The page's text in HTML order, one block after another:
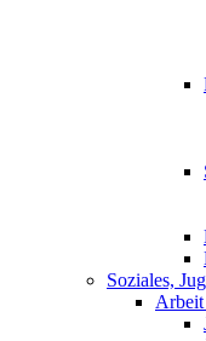
Soziales,
Arbeit